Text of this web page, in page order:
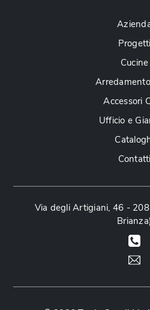
Progetti
Cucine
Accessori
Ufficio e
Contatti
Via degli Artigiani, 46 -